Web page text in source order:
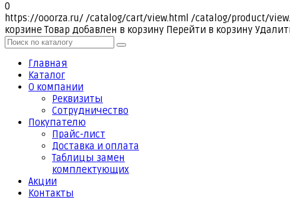
0
https://ooorza.ru/ /catalog/cart/view.html /catalog/product/
корзине Товар добавлен в корзину Перейти в корзину
Главная
Каталог
О компании
Реквизиты
Cотрудничество
Покупателю
Прайс-лист
Доставка и оплата
Таблицы замен
комплектующих
Акции
Контакты